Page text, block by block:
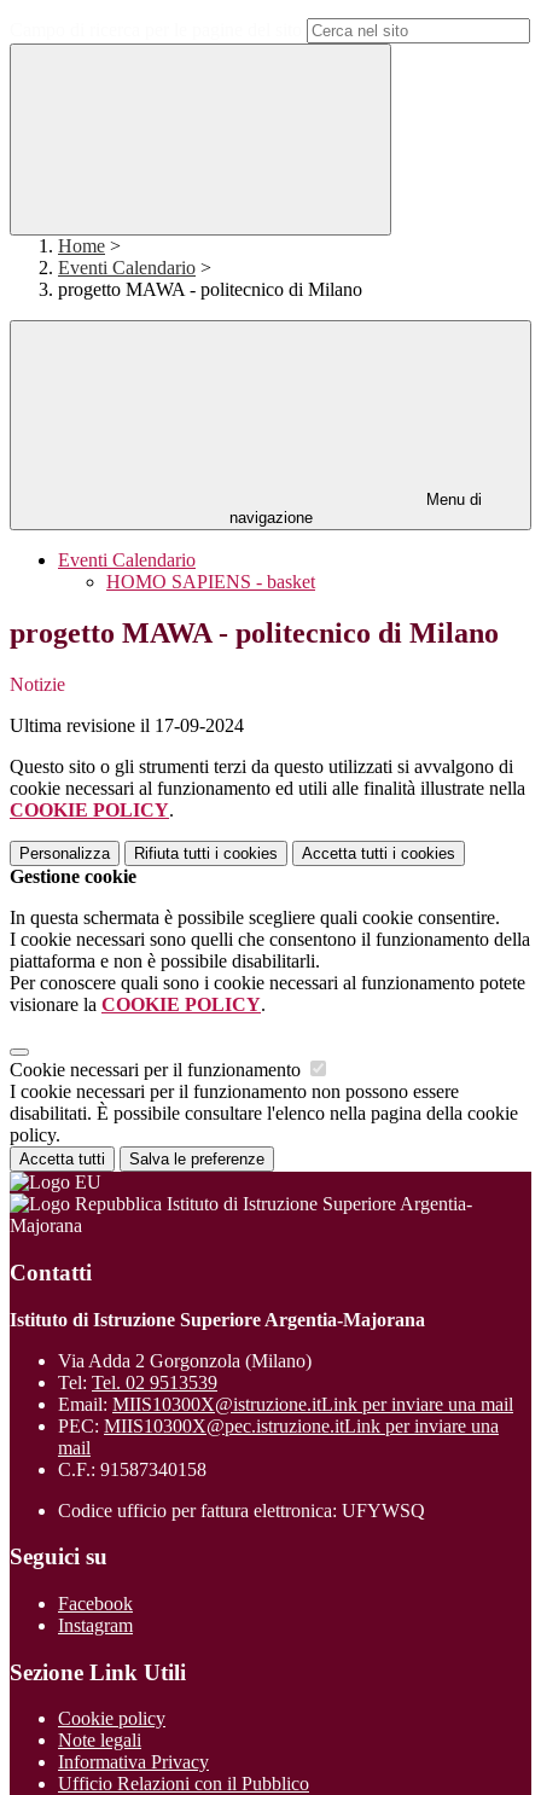
Home >
Eventi Calendario >
progetto MAWA - politecnico di Milano
Menu di
navigazione
Eventi Calendario
HOMO SAPIENS - basket
progetto MAWA - politecnico di Milano
Notizie
Ultima revisione il 17-09-2024
Questo sito o gli strumenti terzi da questo utilizzati si avvalgono di
cookie necessari al funzionamento ed utili alle finalità illustrate nella
COOKIE POLICY.
Personalizza Rifiuta tutti i cookies Accetta tutti i cookies
Gestione cookie
In questa schermata è possibile scegliere quali cookie consentire.
I cookie necessari sono quelli che consentono il funzionamento della
piattaforma e non è possibile disabilitarli.
Per conoscere quali sono i cookie necessari al funzionamento potete
visionare la COOKIE POLICY.
Cookie necessari per il funzionamento
I cookie necessari per il funzionamento non possono essere
disabilitati. È possibile consultare l'elenco nella pagina della cookie
policy.
Accetta tutti Salva le preferenze
Istituto di Istruzione Superiore Argentia-
Majorana
Contatti
Istituto di Istruzione Superiore Argentia-Majorana
Via Adda 2 Gorgonzola (Milano)
Tel: Tel. 02 9513539
Email: MIIS10300X@istruzione.itLink per inviare una mail
PEC: MIIS10300X@pec.istruzione.itLink per inviare una
mail
C.F.: 91587340158
Codice ufficio per fattura elettronica: UFYWSQ
Seguici su
Facebook
Instagram
Sezione Link Utili
Cookie policy
Note legali
Informativa Privacy
Ufficio Relazioni con il Pubblico